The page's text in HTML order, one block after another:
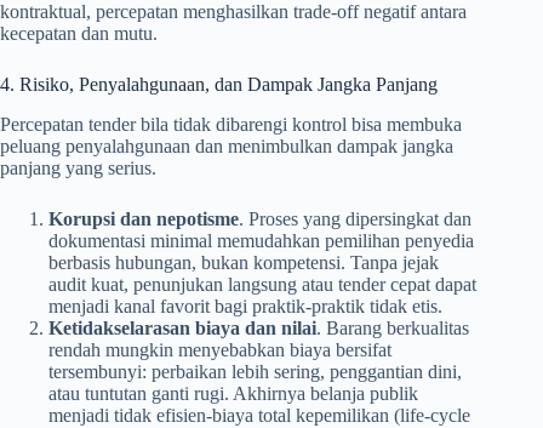
kontraktual, percepatan menghasilkan trade-off negatif antara
kecepatan dan mutu.
4. Risiko, Penyalahgunaan, dan Dampak Jangka Panjang
Percepatan tender bila tidak dibarengi kontrol bisa membuka
peluang penyalahgunaan dan menimbulkan dampak jangka
panjang yang serius.
Korupsi dan nepotisme. Proses yang dipersingkat dan
dokumentasi minimal memudahkan pemilihan penyedia
berbasis hubungan, bukan kompetensi. Tanpa jejak
audit kuat, penunjukan langsung atau tender cepat dapat
menjadi kanal favorit bagi praktik-praktik tidak etis.
Ketidakselarasan biaya dan nilai. Barang berkualitas
rendah mungkin menyebabkan biaya bersifat
tersembunyi: perbaikan lebih sering, penggantian dini,
atau tuntutan ganti rugi. Akhirnya belanja publik
menjadi tidak efisien-biaya total kepemilikan (life-cycle